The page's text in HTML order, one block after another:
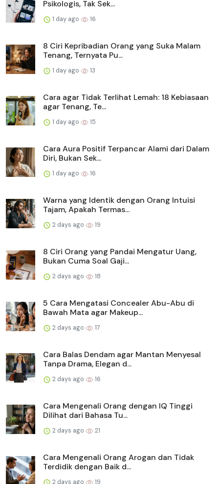
Psikologis, Tak Sek...
1 day ago 16
8 Ciri Kepribadian Orang yang Suka Malam
Tenang, Ternyata Pu...
1 day ago 13
Cara agar Tidak Terlihat Lemah: 18 Kebiasaan
agar Tenang, Te...
1 day ago 15
Cara Aura Positif Terpancar Alami dari Dalam
Diri, Bukan Sek...
1 day ago 16
Warna yang Identik dengan Orang Intuisi
Tajam, Apakah Termas...
2 days ago 19
8 Ciri Orang yang Pandai Mengatur Uang,
Bukan Cuma Soal Gaji...
2 days ago 18
5 Cara Mengatasi Concealer Abu-Abu di
Bawah Mata agar Makeup...
2 days ago 17
Cara Balas Dendam agar Mantan Menyesal
Tanpa Drama, Elegan d...
2 days ago 16
Cara Mengenali Orang dengan IQ Tinggi
Dilihat dari Bahasa Tu...
2 days ago 21
Cara Mengenali Orang Arogan dan Tidak
Terdidik dengan Baik d...
2 days ago 19